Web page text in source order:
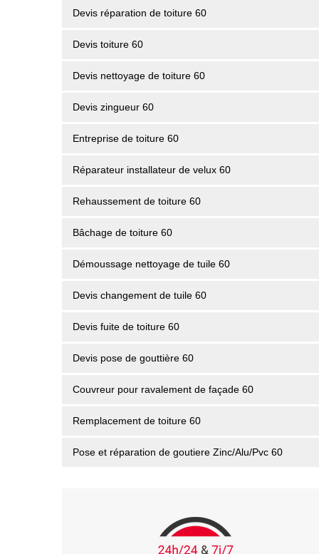
Devis réparation de toiture 60
Devis toiture 60
Devis nettoyage de toiture 60
Devis zingueur 60
Entreprise de toiture 60
Réparateur installateur de velux 60
Rehaussement de toiture 60
Bâchage de toiture 60
Démoussage nettoyage de tuile 60
Devis changement de tuile 60
Devis fuite de toiture 60
Devis pose de gouttière 60
Couvreur pour ravalement de façade 60
Remplacement de toiture 60
Pose et réparation de goutiere Zinc/Alu/Pvc 60